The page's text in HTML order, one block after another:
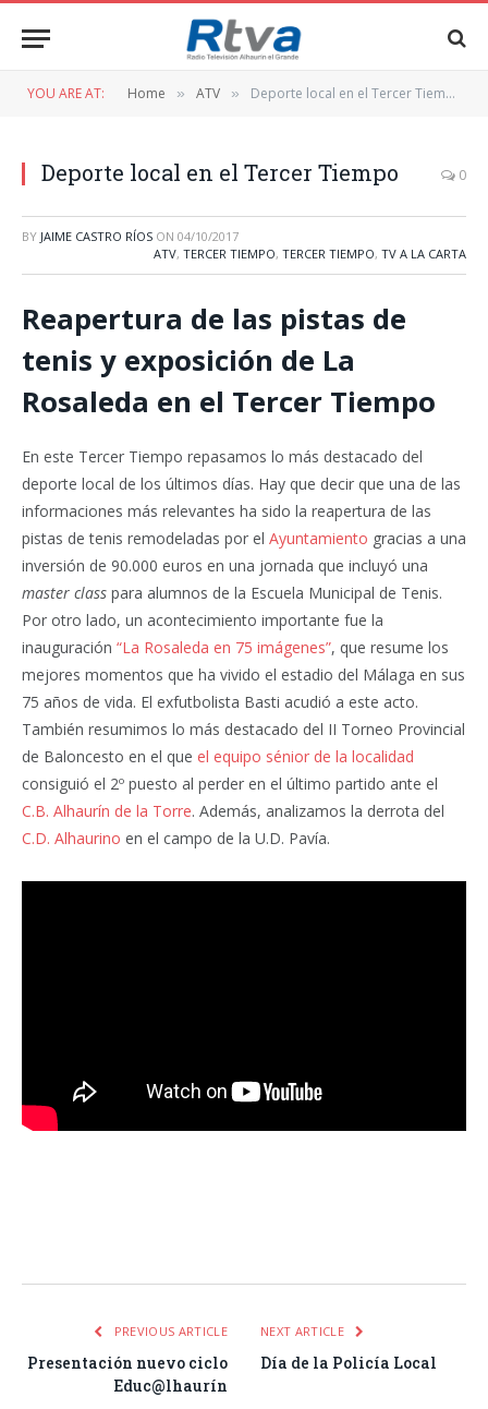
YOU ARE AT: Home » ATV » Deporte local en el Tercer Tiempo
Deporte local en el Tercer Tiempo 0
BY JAIME CASTRO RÍOS ON 04/10/2017
ATV, TERCER TIEMPO, TERCER TIEMPO, TV A LA CARTA
Reapertura de las pistas de
tenis y exposición de La
Rosaleda en el Tercer Tiempo
En este Tercer Tiempo repasamos lo más destacado del
deporte local de los últimos días. Hay que decir que una de las
informaciones más relevantes ha sido la reapertura de las
pistas de tenis remodeladas por el Ayuntamiento gracias a una
inversión de 90.000 euros en una jornada que incluyó una
master class para alumnos de la Escuela Municipal de Tenis.
Por otro lado, un acontecimiento importante fue la
inauguración “La Rosaleda en 75 imágenes”, que resume los
mejores momentos que ha vivido el estadio del Málaga en sus
75 años de vida. El exfutbolista Basti acudió a este acto.
También resumimos lo más destacado del II Torneo Provincial
de Baloncesto en el que el equipo sénior de la localidad
consiguió el 2º puesto al perder en el último partido ante el
C.B. Alhaurín de la Torre. Además, analizamos la derrota del
C.D. Alhaurino en el campo de la U.D. Pavía.
PREVIOUS ARTICLE
Presentación nuevo ciclo
Educ@lhaurín
NEXT ARTICLE
Día de la Policía Local